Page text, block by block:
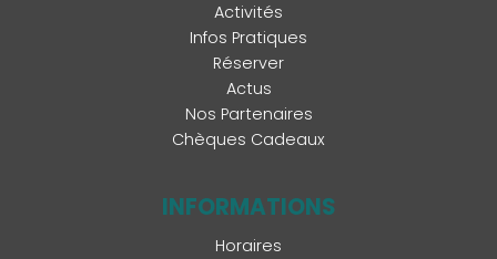
Activités
Infos Pratiques
Réserver
Actus
Nos Partenaires
Chèques Cadeaux
INFORMATIONS
Horaires